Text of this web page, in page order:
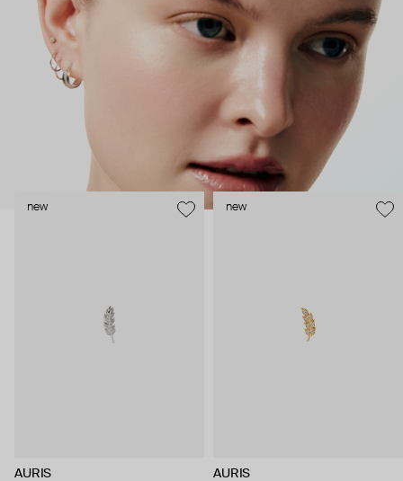
стилисты (благодаря им дизайн соответствует трендам, а
украшения легко сочетаются между собой).
Украшения AURIS – для тех, кто открыто выражает себя, но
делает это интеллигентно и по-взрослому.
new
AURIS
new
AURIS